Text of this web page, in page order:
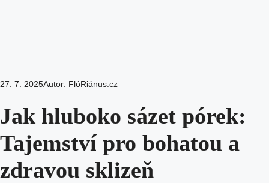
27. 7. 2025Autor: FlóRiánus.cz
Jak hluboko sázet pórek:
Tajemství pro bohatou a
zdravou sklizeň